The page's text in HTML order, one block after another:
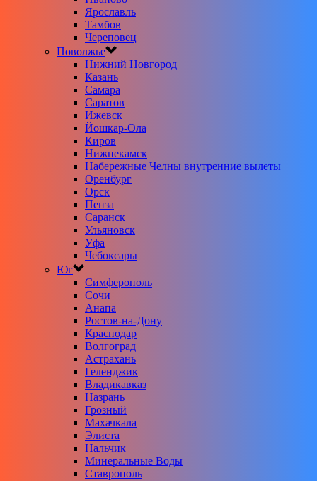
Ярославль
Тамбов
Череповец
Поволжье
Нижний Новгород
Казань
Самара
Саратов
Ижевск
Йошкар-Ола
Киров
Нижнекамск
Набережные Челны внутренние вылеты
Оренбург
Орск
Пенза
Саранск
Ульяновск
Уфа
Чебоксары
Юг
Симферополь
Сочи
Анапа
Ростов-на-Дону
Краснодар
Волгоград
Астрахань
Геленджик
Владикавказ
Назрань
Грозный
Махачкала
Элиста
Нальчик
Минеральные Воды
Ставрополь